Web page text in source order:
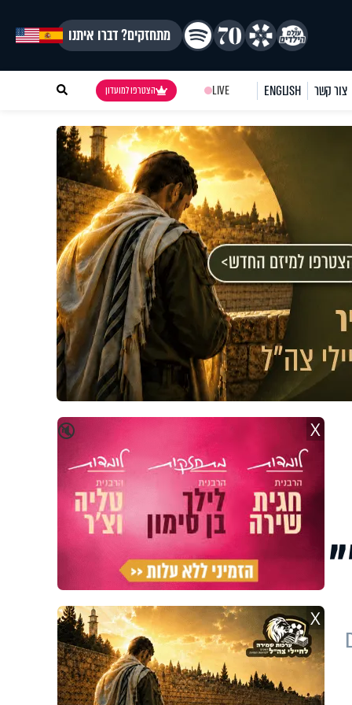
מתחזקים? דברו איתנו
צור קשר ENGLISH
LIVE הצטרפו למועדון
🔇 X
X